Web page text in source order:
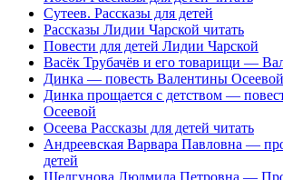
Сутеев. Рассказы для детей
Рассказы Лидии Чарской читать
Повести для детей Лидии Чарской
Васёк Трубачёв и его товарищи —
Динка — повесть Валентины Осеевой
Динка прощается с детством —
Осеевой
Осеева Рассказы для детей читать
Андреевская Варвара Павловна ―
детей
Шелгунова Людмила Петровна ―